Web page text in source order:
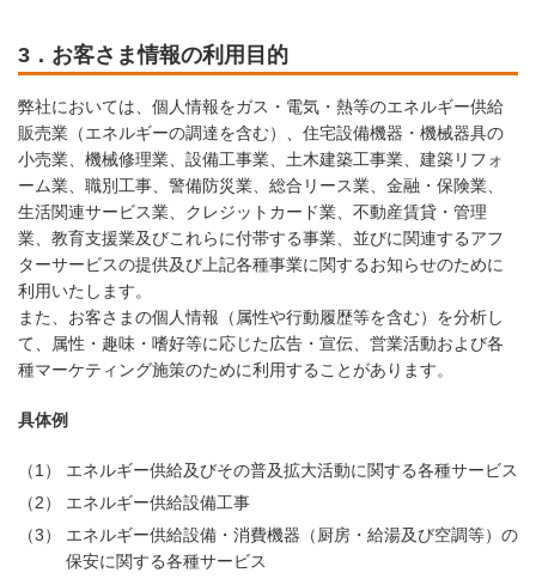
3．お客さま情報の利用目的
弊社においては、個人情報をガス・電気・熱等のエネルギー供給
販売業（エネルギーの調達を含む）、住宅設備機器・機械器具の
小売業、機械修理業、設備工事業、土木建築工事業、建築リフォ
ーム業、職別工事、警備防災業、総合リース業、金融・保険業、
生活関連サービス業、クレジットカード業、不動産賃貸・管理
業、教育支援業及びこれらに付帯する事業、並びに関連するアフ
ターサービスの提供及び上記各種事業に関するお知らせのために
利用いたします。
また、お客さまの個人情報（属性や行動履歴等を含む）を分析し
て、属性・趣味・嗜好等に応じた広告・宣伝、営業活動および各
種マーケティング施策のために利用することがあります。
具体例
（1）
エネルギー供給及びその普及拡大活動に関する各種サービス
（2）
エネルギー供給設備工事
（3）
エネルギー供給設備・消費機器（厨房・給湯及び空調等）の
保安に関する各種サービス